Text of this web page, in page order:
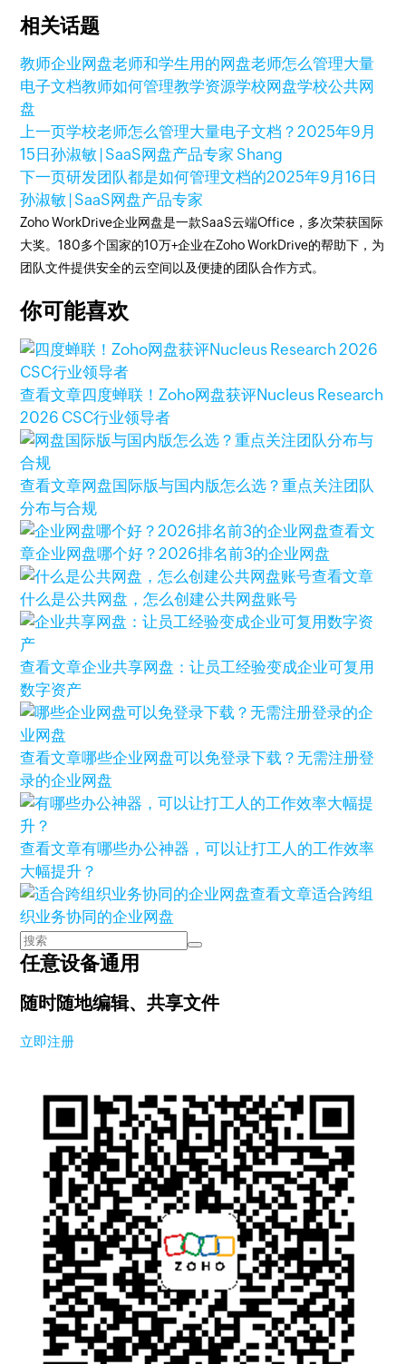
相关话题
教师企业网盘老师和学生用的网盘老师怎么管理大量
电子文档教师如何管理教学资源学校网盘学校公共网
盘
上一页学校老师怎么管理大量电子文档？2025年9月
15日孙淑敏 | SaaS网盘产品专家 Shang
下一页研发团队都是如何管理文档的2025年9月16日
孙淑敏 | SaaS网盘产品专家
Zoho WorkDrive企业网盘是一款SaaS云端Office，多次荣获国际
大奖。180多个国家的10万+企业在Zoho WorkDrive的帮助下，为
团队文件提供安全的云空间以及便捷的团队合作方式。
你可能喜欢
查看文章四度蝉联！Zoho网盘获评Nucleus Research
2026 CSC行业领导者
查看文章网盘国际版与国内版怎么选？重点关注团队
分布与合规
查看文
章企业网盘哪个好？2026排名前3的企业网盘
查看文章
什么是公共网盘，怎么创建公共网盘账号
查看文章企业共享网盘：让员工经验变成企业可复用
数字资产
查看文章哪些企业网盘可以免登录下载？无需注册登
录的企业网盘
查看文章有哪些办公神器，可以让打工人的工作效率
大幅提升？
查看文章适合跨组
织业务协同的企业网盘
任意设备通用
随时随地编辑、共享文件
立即注册